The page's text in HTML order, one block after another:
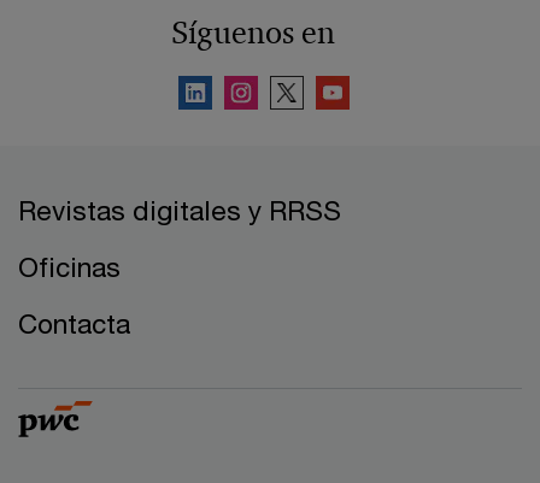
Síguenos en
Revistas digitales y RRSS
Oficinas
Contacta